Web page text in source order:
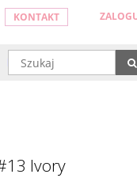
KONTAKT
Ivory